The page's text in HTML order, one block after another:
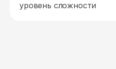
уровень сложности